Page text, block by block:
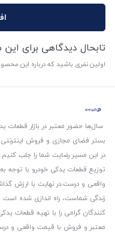
تابحال دیدگاهی برای
اولین نفری باشید که درباره این
سال‌ها حضور معتبر در بازار قطعات
بستر فضای مجازی و فروش
در این مسیر رضایت شما را جلب کنیم.
توزیع قطعات یدکی خودرو با توجه
واقعی و درست.در نهایت با ارزش
زندگی شماست، راه اندازی شده
کنندگان گرامی را با تهیه قطعات
معتبر و فروش با قیمت واقعی و